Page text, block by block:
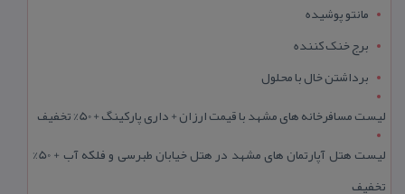
مانتو پوشیده
برج خنک کننده
برداشتن خال با محلول
لیست مسافرخانه های مشهد با قیمت ارزان + داری پارکینگ + 50% تخفیف
لیست هتل آپارتمان های مشهد در هتل خیابان طبرسی و فلکه آب + 50%
تخفیف